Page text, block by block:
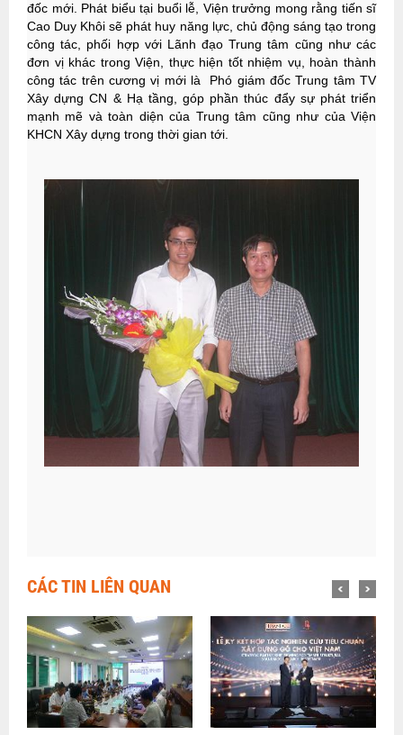
đốc mới. Phát biểu tại buổi lễ, Viện trưởng mong rằng tiến sĩ
Cao Duy Khôi sẽ phát huy năng lực, chủ động sáng tạo trong
công tác, phối hợp với Lãnh đạo Trung tâm cũng như các
đơn vị khác trong Viện, thực hiện tốt nhiệm vụ, hoàn thành
công tác trên cương vị mới là Phó giám đốc Trung tâm TV
Xây dựng CN & Hạ tầng, góp phần thúc đẩy sự phát triển
mạnh mẽ và toàn diện của Trung tâm cũng như của Viện
KHCN Xây dựng trong thời gian tới.
CÁC TIN LIÊN QUAN